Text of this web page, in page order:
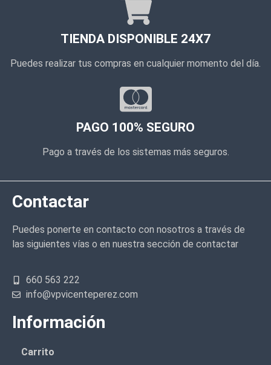
TIENDA DISPONIBLE 24X7
Puedes realizar tus compras en cualquier momento del día.
PAGO 100% SEGURO
Pago a través de los sistemas más seguros.
Contactar
Puedes ponerte en contacto con nosotros a través de
las siguientes vías o en nuestra sección de contactar
660 563 222
info@vpvicenteperez.com
Información
Carrito